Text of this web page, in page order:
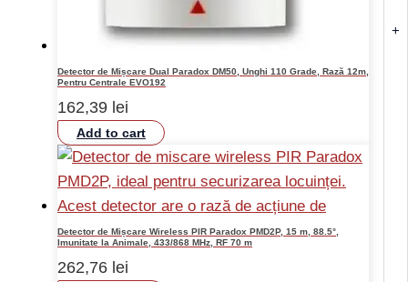
+
Detector de Mișcare Dual Paradox DM50, Unghi 110 Grade, Rază 12m,
Pentru Centrale EVO192
162,39 lei
Add to cart
Detector de Mișcare Wireless PIR Paradox PMD2P, 15 m, 88.5°,
Imunitate la Animale, 433/868 MHz, RF 70 m
262,76 lei